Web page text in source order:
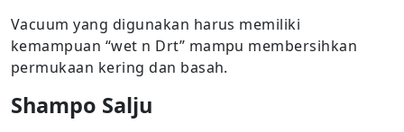
Vacuum yang digunakan harus memiliki
kemampuan “wet n Drt” mampu membersihkan
permukaan kering dan basah.
Shampo Salju